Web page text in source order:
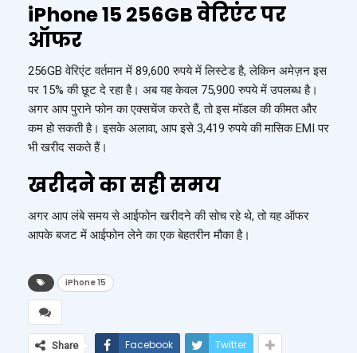
iPhone 15 256GB वेरिएंट पर
ऑफर
256GB वेरिएंट वर्तमान में 89,600 रुपये में लिस्टेड है, लेकिन अमेज़न इस
पर 15% की छूट दे रहा है। अब यह केवल 75,900 रुपये में उपलब्ध है।
अगर आप पुराने फोन का एक्सचेंज करते हैं, तो इस मॉडल की कीमत और
कम हो सकती है। इसके अलावा, आप इसे 3,419 रुपये की मासिक EMI पर
भी खरीद सकते हैं।
खरीदने का सही समय
अगर आप लंबे समय से आईफोन खरीदने की सोच रहे थे, तो यह ऑफर
आपके बजट में आईफोन लेने का एक बेहतरीन मौका है।
iPhone 15
Share Facebook Twitter